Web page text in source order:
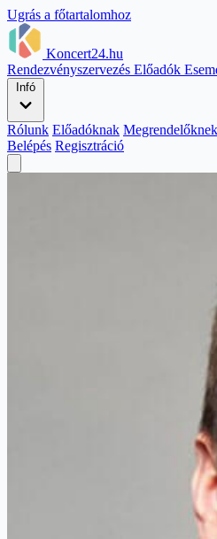
Ugrás a főtartalomhoz
Koncert24.hu
Rendezvényszervezés Előadók
Infó
Rólunk Előadóknak Megrendelőknek
Belépés Regisztráció